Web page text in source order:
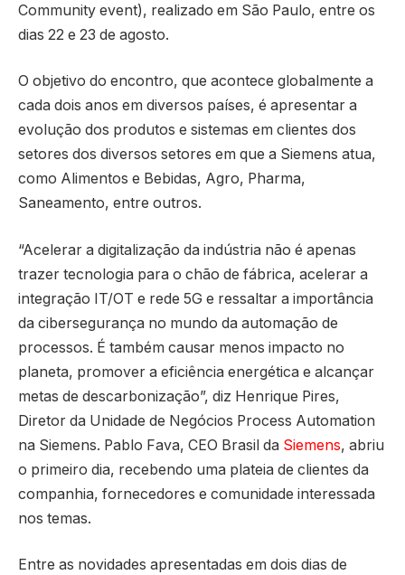
Community event), realizado em São Paulo, entre os
dias 22 e 23 de agosto.
O objetivo do encontro, que acontece globalmente a
cada dois anos em diversos países, é apresentar a
evolução dos produtos e sistemas em clientes dos
setores dos diversos setores em que a Siemens atua,
como Alimentos e Bebidas, Agro, Pharma,
Saneamento, entre outros.
“Acelerar a digitalização da indústria não é apenas
trazer tecnologia para o chão de fábrica, acelerar a
integração IT/OT e rede 5G e ressaltar a importância
da cibersegurança no mundo da automação de
processos. É também causar menos impacto no
planeta, promover a eficiência energética e alcançar
metas de descarbonização”, diz Henrique Pires,
Diretor da Unidade de Negócios Process Automation
na Siemens. Pablo Fava, CEO Brasil da Siemens, abriu
o primeiro dia, recebendo uma plateia de clientes da
companhia, fornecedores e comunidade interessada
nos temas.
Entre as novidades apresentadas em dois dias de